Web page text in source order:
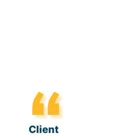
Client